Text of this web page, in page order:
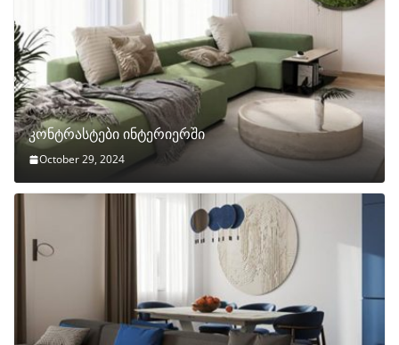
კონტრასტები ინტერიერში
October 29, 2024